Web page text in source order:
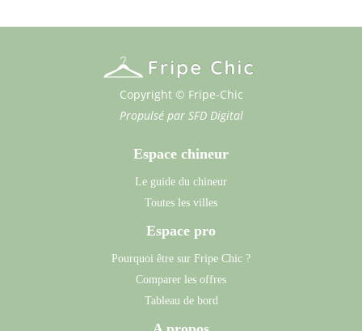
Copyright © Fripe-Chic
Propulsé par SFD Digital
Espace chineur
Le guide du chineur
Toutes les villes
Espace pro
Pourquoi être sur Fripe Chic ?
Comparer les offres
Tableau de bord